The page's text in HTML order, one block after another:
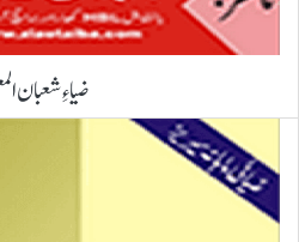
ضیاءِ شعبان